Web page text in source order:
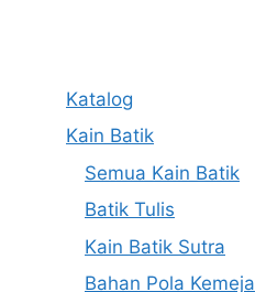
Katalog
Kain Batik
Semua Kain Batik
Batik Tulis
Kain Batik Sutra
Bahan Pola Kemeja